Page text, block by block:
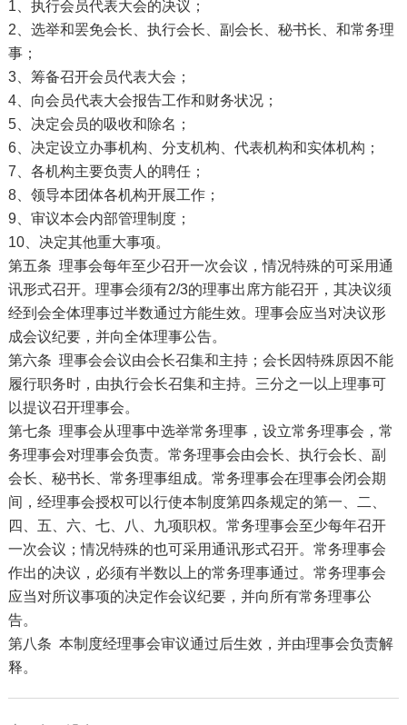
1、执行会员代表大会的决议；
2、选举和罢免会长、执行会长、副会长、秘书长、和常务理
事；
3、筹备召开会员代表大会；
4、向会员代表大会报告工作和财务状况；
5、决定会员的吸收和除名；
6、决定设立办事机构、分支机构、代表机构和实体机构；
7、各机构主要负责人的聘任；
8、领导本团体各机构开展工作；
9、审议本会内部管理制度；
10、决定其他重大事项。
第五条 理事会每年至少召开一次会议，情况特殊的可采用通
讯形式召开。理事会须有2/3的理事出席方能召开，其决议须
经到会全体理事过半数通过方能生效。理事会应当对决议形
成会议纪要，并向全体理事公告。
第六条 理事会会议由会长召集和主持；会长因特殊原因不能
履行职务时，由执行会长召集和主持。三分之一以上理事可
以提议召开理事会。
第七条 理事会从理事中选举常务理事，设立常务理事会，常
务理事会对理事会负责。常务理事会由会长、执行会长、副
会长、秘书长、常务理事组成。常务理事会在理事会闭会期
间，经理事会授权可以行使本制度第四条规定的第一、二、
四、五、六、七、八、九项职权。常务理事会至少每年召开
一次会议；情况特殊的也可采用通讯形式召开。常务理事会
作出的决议，必须有半数以上的常务理事通过。常务理事会
应当对所议事项的决定作会议纪要，并向所有常务理事公
告。
第八条 本制度经理事会审议通过后生效，并由理事会负责解
释。